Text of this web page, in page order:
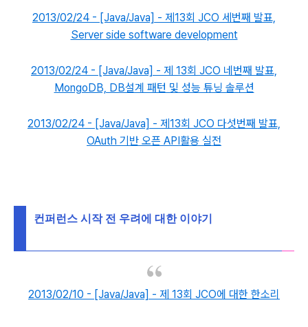
2013/02/24 - [Java/Java] - 제13회 JCO 세번째 발표,
Server side software development
2013/02/24 - [Java/Java] - 제 13회 JCO 네번째 발표,
MongoDB, DB설계 패턴 및 성능 튜닝 솔루션
2013/02/24 - [Java/Java] - 제13회 JCO 다섯번째 발표,
OAuth 기반 오픈 API활용 실전
컨퍼런스 시작 전 우려에 대한 이야기
2013/02/10 - [Java/Java] - 제 13회 JCO에 대한 한소리